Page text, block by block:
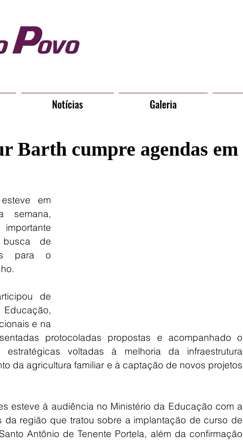
Barth cumpre agendas em
em
semana,
busca de
para o
de
Educação,
e na
protocoladas propostas e acompanhado o
estratégicas voltadas à melhoria da infraestrutura
da agricultura familiar e à captação de novos projetos
esteve à audiência no Ministério da Educação com a
da região que tratou sobre a implantação de curso de
Antônio de Tenente Portela, além da confirmação
Notícias Galeria